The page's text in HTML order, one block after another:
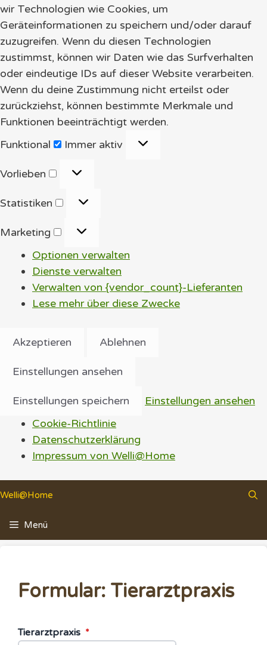
wir Technologien wie Cookies, um
Geräteinformationen zu speichern und/oder darauf
zuzugreifen. Wenn du diesen Technologien
zustimmst, können wir Daten wie das Surfverhalten
oder eindeutige IDs auf dieser Website verarbeiten.
Wenn du deine Zustimmung nicht erteilst oder
zurückziehst, können bestimmte Merkmale und
Funktionen beeinträchtigt werden.
Funktional
Funktional
Immer aktiv
Vorlieben
Vorlieben
Statistiken
Statistiken
Marketing
Marketing
Optionen verwalten
Dienste verwalten
Verwalten von {vendor_count}-Lieferanten
Lese mehr über diese Zwecke
Akzeptieren Ablehnen
Einstellungen ansehen
Einstellungen speichern
Einstellungen ansehen
Cookie-Richtlinie
Datenschutzerklärung
Impressum von Welli@Home
Inhalt
springen
Welli@Home
Menü
Formular: Tierarztpraxis
Tierarztpraxis *